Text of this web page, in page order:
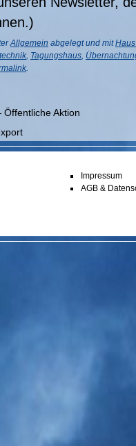
Allgemein abgelegt und mit
, Tagungshaus,
.
Aktion
Impressum
AGB &